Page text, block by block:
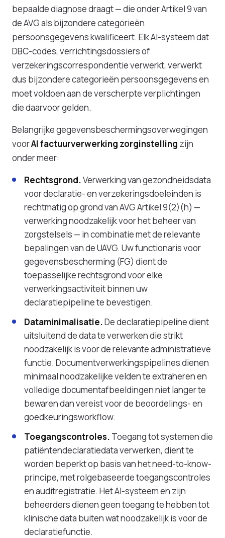
bepaalde diagnose draagt — die onder Artikel 9 van
de AVG als bijzondere categorieën
persoonsgegevens kwalificeert. Elk AI-systeem dat
DBC-codes, verrichtingsdossiers of
verzekeringscorrespondentie verwerkt, verwerkt
dus bijzondere categorieën persoonsgegevens en
moet voldoen aan de verscherpte verplichtingen
die daarvoor gelden.
Belangrijke gegevensbeschermingsoverwegingen
voorAI factuurverwerking zorginstelling zijn
onder meer:
Rechtsgrond.Verwerking van gezondheidsdata
voor declaratie- en verzekeringsdoeleinden is
rechtmatig op grond van AVG Artikel 9(2)(h) —
verwerking noodzakelijk voor het beheer van
zorgstelsels — in combinatie met de relevante
bepalingen van de UAVG. Uw functionaris voor
gegevensbescherming (FG) dient de
toepasselijke rechtsgrond voor elke
verwerkingsactiviteit binnen uw
declaratiepipeline te bevestigen.
Dataminimalisatie.De declaratiepipeline dient
uitsluitend de data te verwerken die strikt
noodzakelijk is voor de relevante administratieve
functie. Documentverwerkingspipelines dienen
minimaal noodzakelijke velden te extraheren en
volledige documentafbeeldingen niet langer te
bewaren dan vereist voor de beoordelings- en
goedkeuringsworkflow.
Toegangscontroles. Toegang tot systemen die
patiëntendeclaratiedata verwerken, dient te
worden beperkt op basis van het need-to-know-
principe, met rolgebaseerde toegangscontroles
en auditregistratie. Het AI-systeem en zijn
beheerders dienen geen toegang te hebben tot
klinische data buiten wat noodzakelijk is voor de
declaratiefunctie.